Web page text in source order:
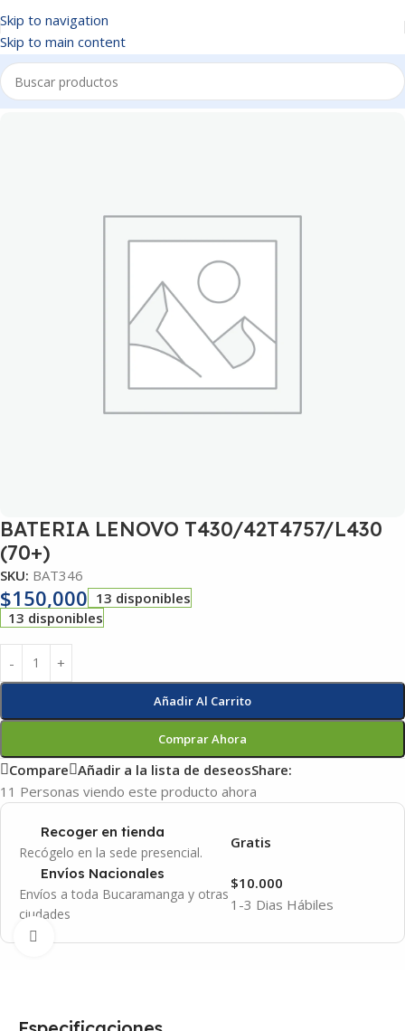
Skip to navigation
Skip to main content
Inicio/BATERIAS
BATERIA LENOVO T430/42T4757/L430
(70+)
SKU: BAT346
$150,000 13 disponibles
13 disponibles
Añadir Al Carrito
Comprar Ahora
Compare Añadir a la lista de deseosShare:
11 Personas viendo este producto ahora
Recoger en tienda
Recógelo en la sede presencial.
Gratis
Envíos Nacionales
Envíos a toda Bucaramanga y otras
ciudades
1-3 Dias Hábiles
$10.000